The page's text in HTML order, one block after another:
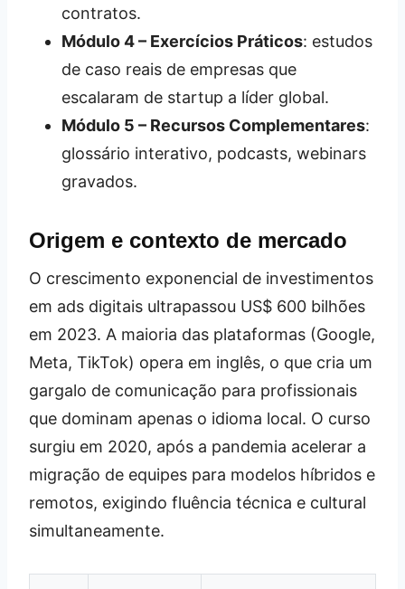
contratos.
Módulo 4 – Exercícios Práticos: estudos
de caso reais de empresas que
escalaram de startup a líder global.
Módulo 5 – Recursos Complementares:
glossário interativo, podcasts, webinars
gravados.
Origem e contexto de mercado
O crescimento exponencial de investimentos
em ads digitais ultrapassou US$ 600 bilhões
em 2023. A maioria das plataformas (Google,
Meta, TikTok) opera em inglês, o que cria um
gargalo de comunicação para profissionais
que dominam apenas o idioma local. O curso
surgiu em 2020, após a pandemia acelerar a
migração de equipes para modelos híbridos e
remotos, exigindo fluência técnica e cultural
simultaneamente.